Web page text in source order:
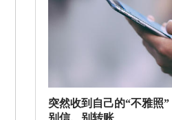
突然收到自己的“不雅照”
别信、别转账